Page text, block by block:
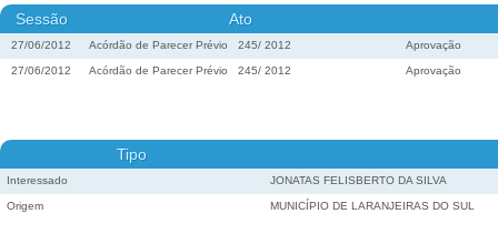
Sessão Ato
27/06/2012 Acórdão de Parecer Prévio 245/ 2012 Aprovação
27/06/2012 Acórdão de Parecer Prévio 245/ 2012 Aprovação
Tipo
Interessado JONATAS FELISBERTO DA SILVA
Origem MUNICÍPIO DE LARANJEIRAS DO SUL